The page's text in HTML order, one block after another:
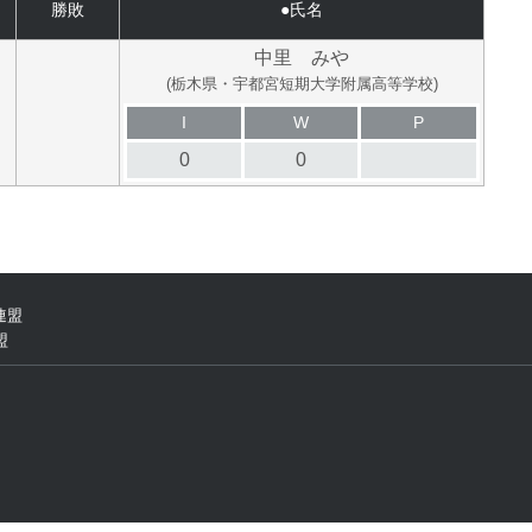
勝敗 ●氏名
中里 みや
(栃木県・宇都宮短期大学附属高等学校)
I W P
0 0
盟